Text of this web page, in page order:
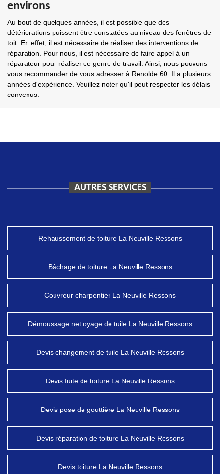
environs
Au bout de quelques années, il est possible que des
détériorations puissent être constatées au niveau des fenêtres de
toit. En effet, il est nécessaire de réaliser des interventions de
réparation. Pour nous, il est nécessaire de faire appel à un
réparateur pour réaliser ce genre de travail. Ainsi, nous pouvons
vous recommander de vous adresser à Renolde 60. Il a plusieurs
années d'expérience. Veuillez noter qu'il peut respecter les délais
convenus.
AUTRES SERVICES
Rehaussement de toiture La Neuville Ressons
Bâchage de toiture La Neuville Ressons
Couvreur charpentier La Neuville Ressons
Démoussage nettoyage de tuile La Neuville Ressons
Devis changement de tuile La Neuville Ressons
Devis fuite de toiture La Neuville Ressons
Devis pose de gouttière La Neuville Ressons
Devis réparation de toiture La Neuville Ressons
Devis toiture La Neuville Ressons